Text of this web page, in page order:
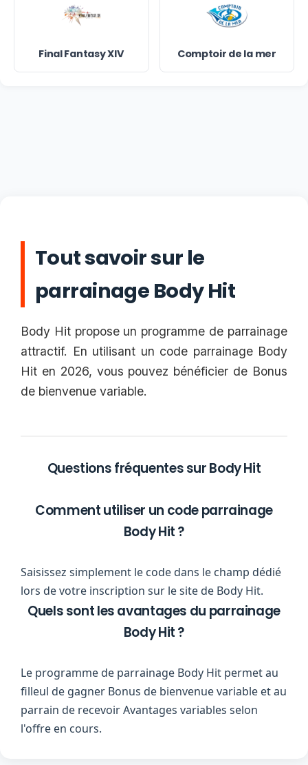
Final Fantasy XIV Comptoir de la mer
Tout savoir sur le
parrainage Body Hit
Body Hit propose un programme de parrainage
attractif. En utilisant un code parrainage Body
Hit en 2026, vous pouvez bénéficier de Bonus
de bienvenue variable.
Questions fréquentes sur Body Hit
Comment utiliser un code parrainage
Body Hit ?
Saisissez simplement le code dans le champ dédié
lors de votre inscription sur le site de Body Hit.
Quels sont les avantages du parrainage
Body Hit ?
Le programme de parrainage Body Hit permet au
filleul de gagner Bonus de bienvenue variable et au
parrain de recevoir Avantages variables selon
l'offre en cours.